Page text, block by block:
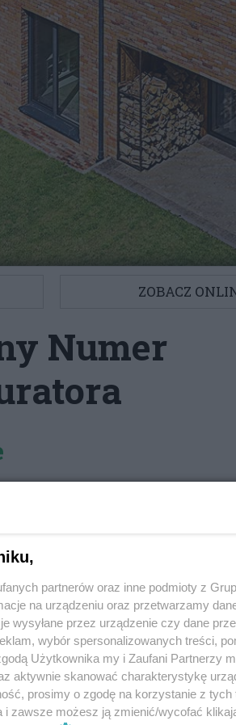
ZOBACZ
Numer
komputerze i tablecie w dwóch
drukowanym lub w wersji online
PDF na vivelo.pl, drukowanej
osobowych.
Murator w wersji ON LINE: aby
rejestracja.
partnerów oraz inne podmioty z
na urządzeniu oraz przetwarzamy
wysyłane przez urządzenie czy dane
wybór spersonalizowanych treści,
Użytkownika my i Zaufani Partnerzy
aktywnie skanować charakterystykę
prosimy o zgodę na korzystanie z tych
i zawsze możesz ją zmienić/wycofać